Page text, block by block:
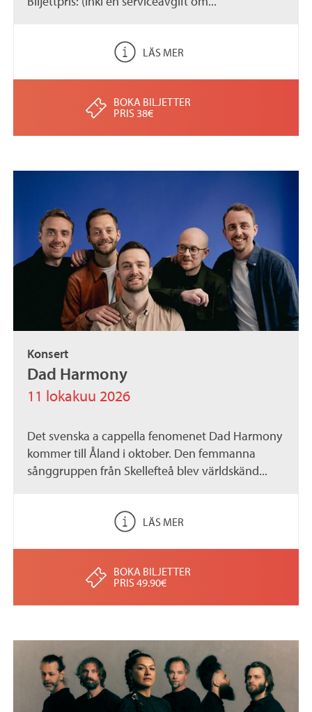
LÄS MER
BOKA BILJETTER
PRIS 38€
Konsert
Dad Harmony
11 lokakuu 2026
Det svenska a cappella fenomenet Dad Harmony
kommer till Åland i oktober. Den femmanna
sånggruppen från Skellefteå blev världskänd...
LÄS MER
BOKA BILJETTER
PRIS 49.90€